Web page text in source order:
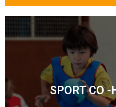
SPORT CO